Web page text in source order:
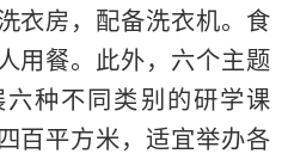
衣房，配备洗衣机。食
用餐。此外，六个主题
种不同类别的研学课
百平方米，适宜举办各